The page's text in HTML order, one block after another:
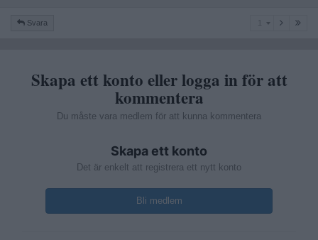
Svara
Skapa ett konto eller logga in för att
kommentera
Du måste vara medlem för att kunna kommentera
Skapa ett konto
Det är enkelt att registrera ett nytt konto
Bli medlem